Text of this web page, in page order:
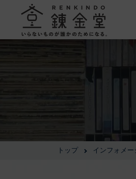
トップ インフォメー